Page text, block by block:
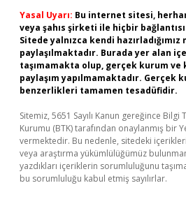
Yasal Uyarı: Bu internet sitesi,
veya şahıs şirketi ile hiçbir
Sitede yalnızca kendi
paylaşılmaktadır. Burada yer alan
taşımamakta olup, gerçek kurum ve
paylaşım yapılmamaktadır. Gerçek
benzerlikleri tamamen tesadüfidir.
Sitemiz, 5651 Sayılı Kanun gereğince
Kurumu (BTK) tarafından onaylanmış bir
vermektedir. Bu nedenle, sitedeki
veya araştırma yükümlülüğümüz
yazdıkları içeriklerin sorumluluğunu
bu sorumluluğu kabul etmiş sayılırlar.